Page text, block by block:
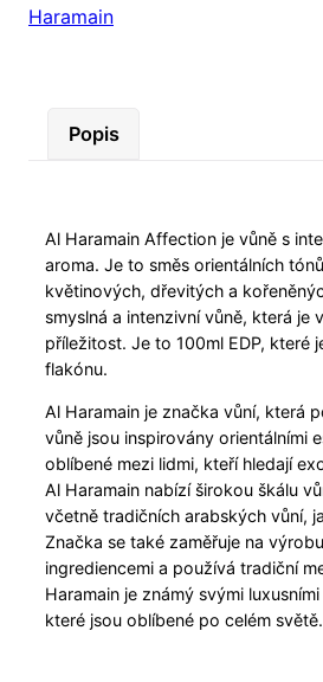
Haramain
Popis
Al Haramain Affection je vůně s
aroma. Je to směs orientálních
květinových, dřevitých a
smyslná a intenzivní vůně, která je
příležitost. Je to 100ml EDP, které
flakónu.
Al Haramain je značka vůní, která
vůně jsou inspirovány orientálními
oblíbené mezi lidmi, kteří hledají
Al Haramain nabízí širokou škálu
včetně tradičních arabských vůní,
Značka se také zaměřuje na
ingrediencemi a používá tradiční
Haramain je známý svými
které jsou oblíbené po celém světě.